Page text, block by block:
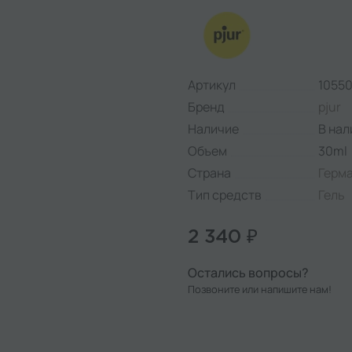
Артикул
10550
Бренд
pjur
Наличие
В
Объем
30ml
Страна
Тип средств
Гель
2 340 ₽
Остались вопросы?
Позвоните или напишите нам!